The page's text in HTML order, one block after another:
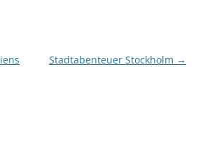
Stadtabenteuer Stockholm →